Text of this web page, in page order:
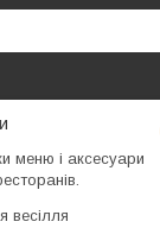
меню і аксесуари
весілля